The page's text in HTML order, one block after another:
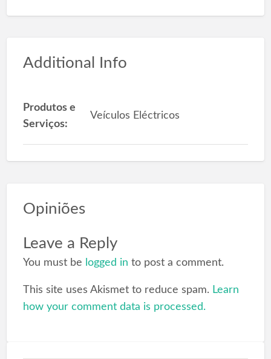
Additional Info
Produtos e
Serviços:
Veículos Eléctricos
Opiniões
Leave a Reply
You must be logged in to post a comment.
This site uses Akismet to reduce spam. Learn
how your comment data is processed.